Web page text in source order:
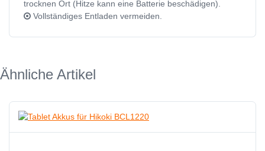
trocknen Ort (Hitze kann eine Batterie beschädigen).
Vollständiges Entladen vermeiden.
Ähnliche Artikel